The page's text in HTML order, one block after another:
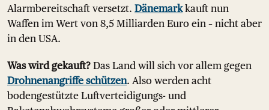
Alarmbereitschaft versetzt. Dänemarkkauft nun
Waffen im Wert von 8,5 Milliarden Euro ein – nicht aber
in den USA.
Was wird gekauft? Das Land will sich vor allem gegen
Drohnenangriffe schützen. Also werden acht
bodengestützte Luftverteidigungs- und